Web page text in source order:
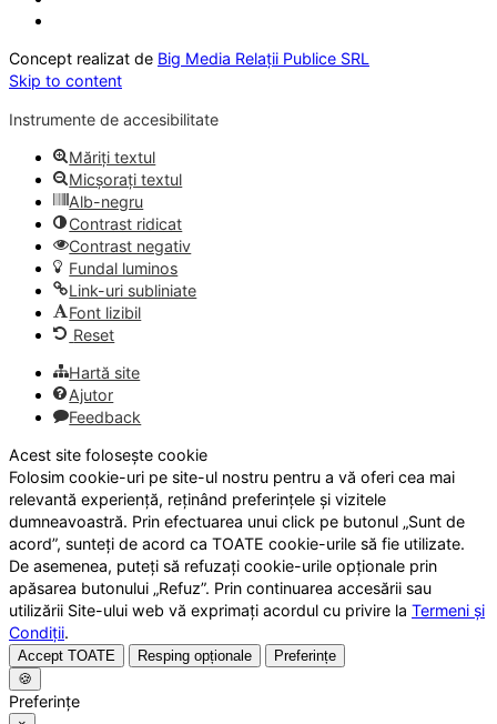
Concept realizat de Big Media Relații Publice SRL
Skip to content
Instrumente de accesibilitate
Măriți textul
Micșorați textul
Alb-negru
Contrast ridicat
Contrast negativ
Fundal luminos
Link-uri subliniate
Font lizibil
Reset
Hartă site
Ajutor
Feedback
Acest site folosește cookie
Folosim cookie-uri pe site-ul nostru pentru a vă oferi cea mai
relevantă experiență, reținând preferințele și vizitele
dumneavoastră. Prin efectuarea unui click pe butonul „Sunt de
acord”, sunteți de acord ca TOATE cookie-urile să fie utilizate.
De asemenea, puteți să refuzați cookie-urile opționale prin
apăsarea butonului „Refuz”. Prin continuarea accesării sau
utilizării Site-ului web vă exprimați acordul cu privire la Termeni și
Condiții.
Accept TOATE Resping opționale
Preferințe
🍪
Preferințe